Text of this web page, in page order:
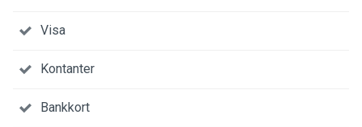
Visa
Kontanter
Bankkort